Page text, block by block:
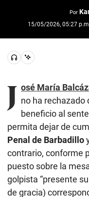
Por
15/05/2026, 05:27
J osé María
no ha rechazado
beneficio al
permita dejar de
Penal de Barbadillo
contrario, conforme
puesto sobre la
golpista “presente
de gracia)